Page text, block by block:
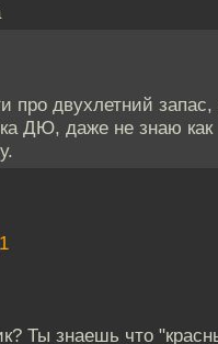
про двухлетний запас,
ДЮ, даже не знаю как
Ты знаешь что